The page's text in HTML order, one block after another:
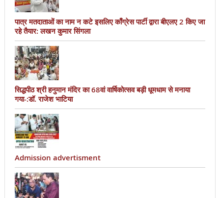
पात्र मतदाताओं का नाम न कटे इसलिए काँग्रेस पार्टी द्वारा बीएलए 2 किए जा
रहे तैयार: लखन कुमार सिंगला
सिद्धपीठ श्री हनुमान मंदिर का 68वां वार्षिकोत्सव बड़ी धूमधाम से मनाया
गया-:डॉ. राजेश भाटिया
Admission advertisment